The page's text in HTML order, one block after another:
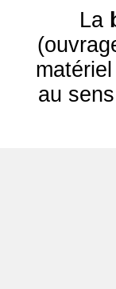
La
au